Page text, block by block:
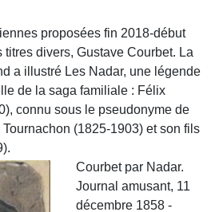
proposées fin 2018-début
titres divers, Gustave Courbet. La
a illustré Les Nadar, une légende
de la saga familiale : Félix
connu sous le pseudonyme de
(1825-1903) et son fils
Courbet par Nadar.
Journal amusant, 11
décembre 1858 -